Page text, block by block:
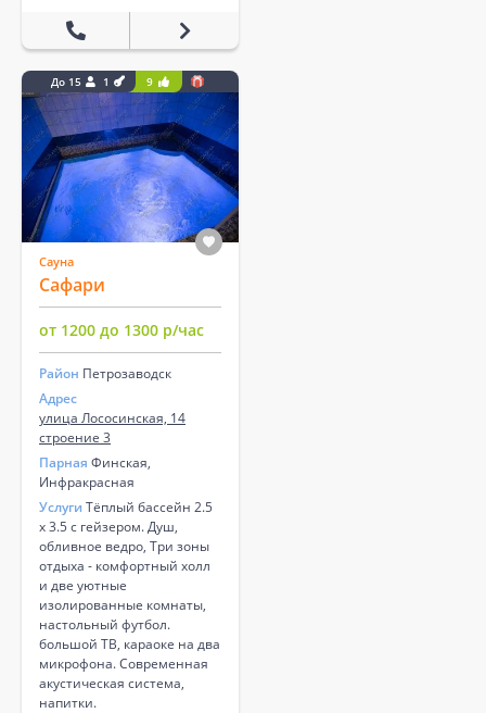
До 15 1 9
Сауна
Сафари
от 1200 до 1300 р/час
Район Петрозаводск
Адрес
улица Лососинская, 14
строение 3
Парная Финская,
Инфракрасная
Услуги Тёплый бассейн 2.5
х 3.5 c гейзером. Душ,
обливное ведро, Три зоны
отдыха - комфортный холл
и две уютные
изолированные комнаты,
настольный футбол.
большой ТВ, караоке на два
микрофона. Современная
акустическая система,
напитки.